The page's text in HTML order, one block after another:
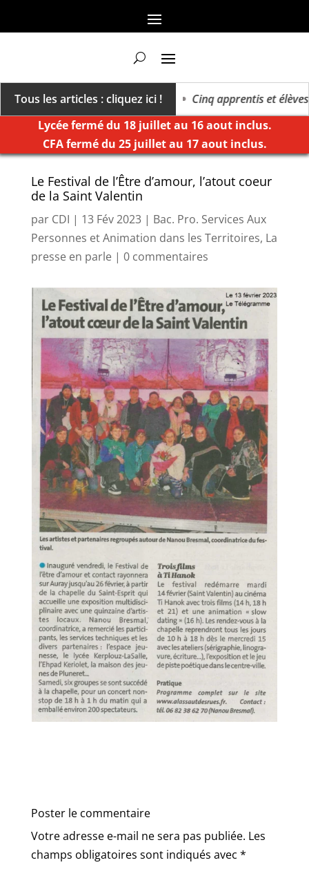
Tous les articles : cliquez ici !
un millésime des extrêmes »
Cinq apprentis et élèves
Lycée fermé du 18 juillet au 16 aout inclus.
CFA fermé du 25 juillet au 17 aout inclus.
Le Festival de l’Être d’amour, l’atout coeur
de la Saint Valentin
par CDI | 13 Fév 2023| Bac. Pro. Services Aux
Personnes et Animation dans les Territoires, La
presse en parle| 0 commentaires
Poster le commentaire
Votre adresse e-mail ne sera pas publiée. Les
champs obligatoires sont indiqués avec *